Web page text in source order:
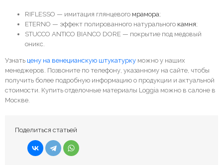
RIFLESSO — имитация глянцевого мрамора;
ETERNO — эффект полированного натурального камня;
STUCCO ANTICO BIANCO DORE — покрытие под медовый
оникс.
Узнать цену на венецианскую штукатурку можно у наших
менеджеров. Позвоните по телефону, указанному на сайте, чтобы
получить более подробную информацию о продукции и актуальной
стоимости. Купить отделочные материалы Loggia можно в салоне в
Москве.
Поделиться статьей